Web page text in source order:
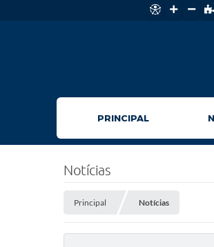
PRINCIPAL
Notícias
Principal Notícias